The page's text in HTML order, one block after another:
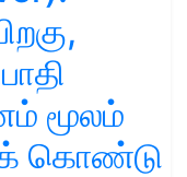
மூலம்
கொண்டு